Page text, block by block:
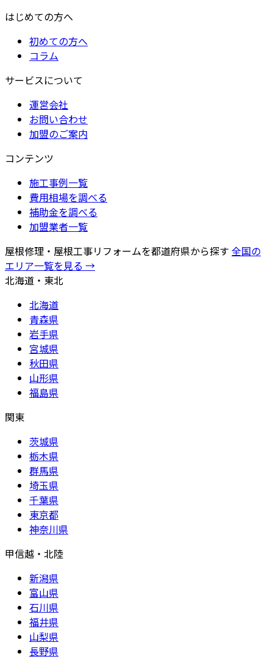
はじめての方へ
初めての方へ
コラム
サービスについて
運営会社
お問い合わせ
加盟のご案内
コンテンツ
施工事例一覧
費用相場を調べる
補助金を調べる
加盟業者一覧
屋根修理・屋根工事リフォームを都道府県から探す 全国の
エリア一覧を見る →
北海道・東北
北海道
青森県
岩手県
宮城県
秋田県
山形県
福島県
関東
茨城県
栃木県
群馬県
埼玉県
千葉県
東京都
神奈川県
甲信越・北陸
新潟県
富山県
石川県
福井県
山梨県
長野県